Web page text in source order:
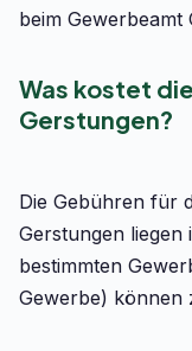
beim Gewerbeamt
Was kostet
Gerstungen?
Die Gebühren für
Gerstungen liegen
bestimmten
Gewerbe) können